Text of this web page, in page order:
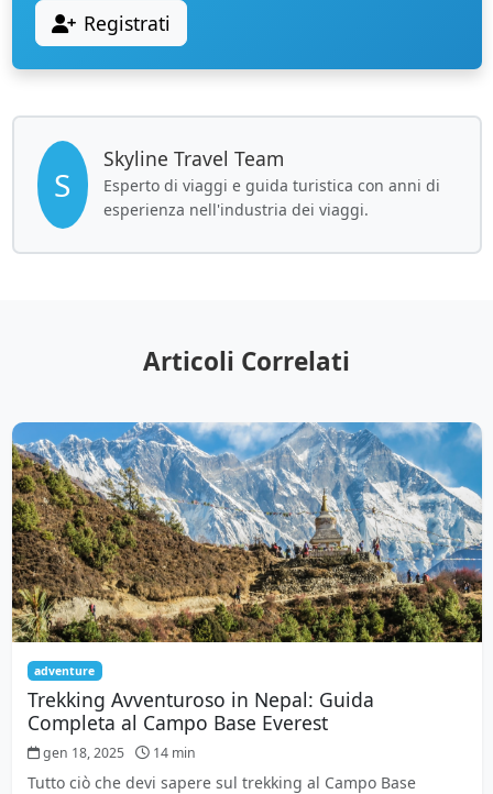
Registrati
S
Skyline Travel Team
Esperto di viaggi e guida turistica con anni di
esperienza nell'industria dei viaggi.
Articoli Correlati
adventure
Trekking Avventuroso in Nepal: Guida
Completa al Campo Base Everest
gen 18, 2025 14 min
Tutto ciò che devi sapere sul trekking al Campo Base